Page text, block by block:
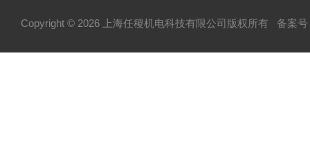
Copyright © 2026 上海任稷机电科技有限公司版权所有 备案号